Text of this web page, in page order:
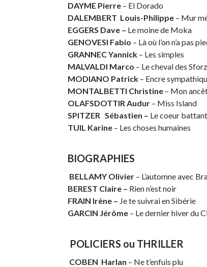
DAYME Pierre – El Dorado
DALEMBERT Louis-Philippe – Mur
EGGERS Dave – Le moine de Moka
GENOVESI Fabio – Là où l’on n’a pas
GRANNEC Yannick – Les simples
MALVALDI Marco – Le cheval des
MODIANO Patrick – Encre
MONTALBETTI Christine – Mon
OLAFSDOTTIR Audur – Miss Island
SPITZER Sébastien – Le coeur
TUIL Karine – Les choses humaines
BIOGRAPHIES
BELLAMY Olivier – L’automne avec
BEREST Claire – Rien n’est noir
FRAIN Irène – Je te suivrai en Sibérie
GARCIN Jérôme – Le dernier hiver du
POLICIERS ou THRILLER
COBEN Harlan – Ne t’enfuis plu